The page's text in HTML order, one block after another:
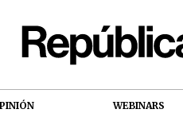
WEBINARS